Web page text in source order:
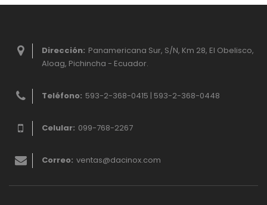
Dirección: Panamericana Sur, S/N, Km 28, El Obelisco,
Aloag, Pichincha - Ecuador.
Teléfono: 593-2-368-0415 | 593-2-368-0448
Celular: 099-768-2267
Correo: ventas@dacinox.com